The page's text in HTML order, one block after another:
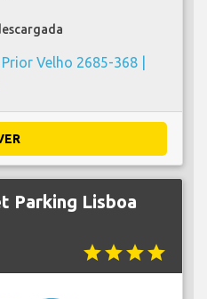
Velho 2685-368 |
Parking Lisboa
starstarstarstar